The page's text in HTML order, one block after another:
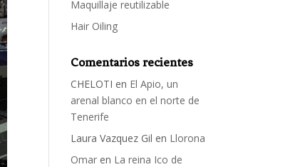
Maquillaje reutilizable
Hair Oiling
Comentarios recientes
CHELOTI en El Apio, un
arenal blanco en el norte de
Tenerife
Laura Vazquez Gil en Llorona
Omar en La reina Ico de